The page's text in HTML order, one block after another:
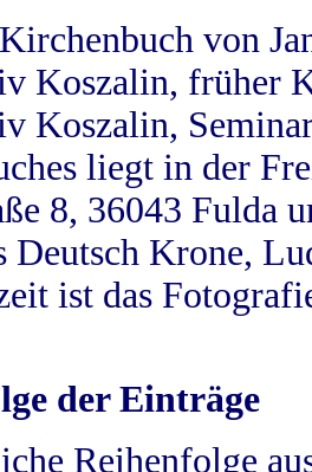
von
Koszalin, früher
Koszalin,
liegt in der
8, 36043 Fulda
Deutsch Krone,
ist das
der Einträge
Reihenfolge